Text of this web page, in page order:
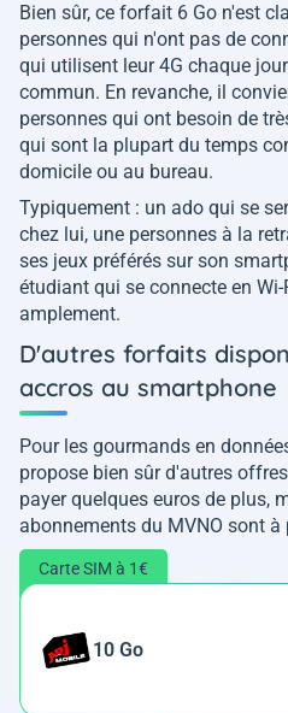
Bien sûr, ce forfait 6 Go n'est
personnes qui n'ont pas de
qui utilisent leur 4G chaque
commun. En revanche, il
personnes qui ont besoin de
qui sont la plupart du temps
domicile ou au bureau.
Typiquement : un ado qui se
chez lui, une personnes à la
ses jeux préférés sur son
étudiant qui se connecte en
amplement.
D'autres forfaits
accros au smartphone
Pour les gourmands en
propose bien sûr d'autres
payer quelques euros de plus,
abonnements du MVNO sont à
Carte SIM à 1€
10 Go